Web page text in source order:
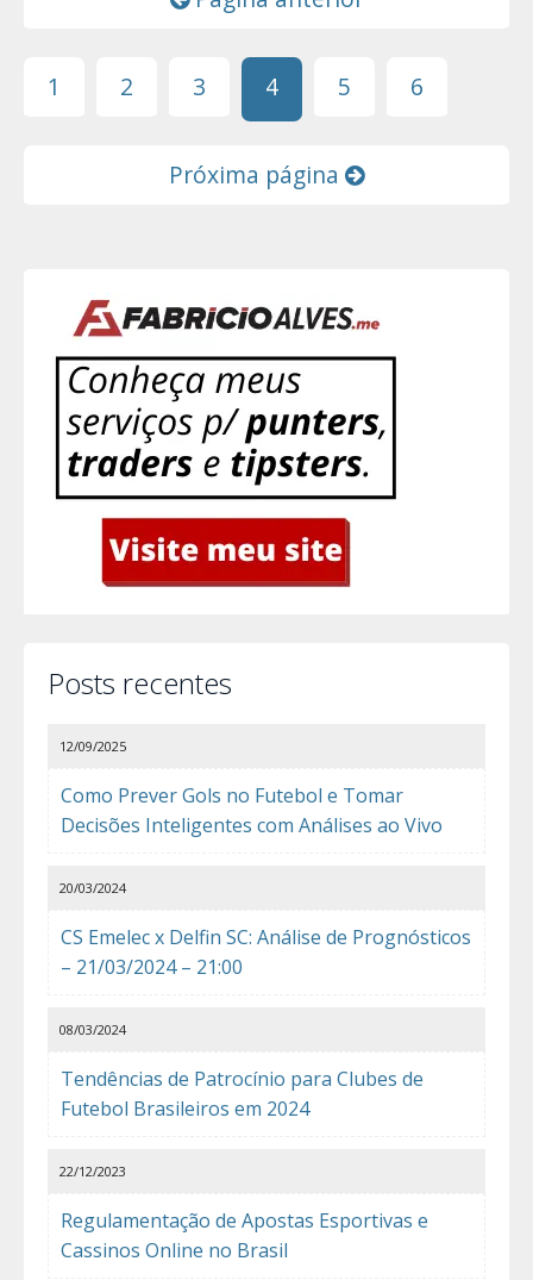
1 2 3 4 5 6
Próxima página
Posts recentes
Como Prever Gols no Futebol e Tomar
Decisões Inteligentes com Análises ao Vivo
12/09/2025
CS Emelec x Delfin SC: Análise de Prognósticos
– 21/03/2024 – 21:00
20/03/2024
Tendências de Patrocínio para Clubes de
Futebol Brasileiros em 2024
08/03/2024
Regulamentação de Apostas Esportivas e
Cassinos Online no Brasil
22/12/2023